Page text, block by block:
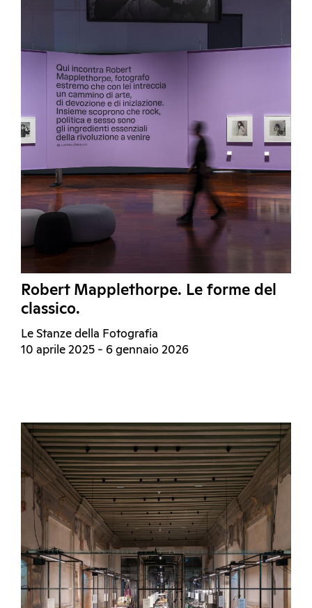
Robert Mapplethorpe. Le forme del
classico.
Le Stanze della Fotografia
10 aprile 2025 - 6 gennaio 2026